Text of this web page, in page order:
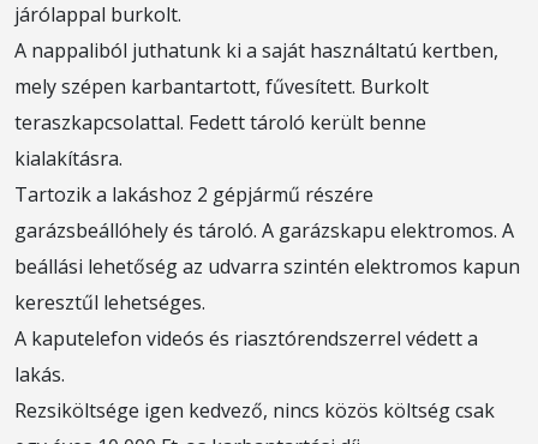
járólappal burkolt.
A nappaliból juthatunk ki a saját használtatú kertben,
mely szépen karbantartott, fűvesített. Burkolt
teraszkapcsolattal. Fedett tároló került benne
kialakításra.
Tartozik a lakáshoz 2 gépjármű részére
garázsbeállóhely és tároló. A garázskapu elektromos. A
beállási lehetőség az udvarra szintén elektromos kapun
keresztűl lehetséges.
A kaputelefon videós és riasztórendszerrel védett a
lakás.
Rezsiköltsége igen kedvező, nincs közös költség csak